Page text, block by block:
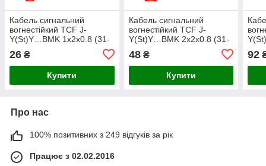
Кабель сигнальний
вогнестійкий TCF J-
Y(St)Y…BMK 1x2x0.8 (31-
26 ₴
Купити
Кабель сигнальний
вогнестійкий TCF J-
Y(St)Y…BMK 2x2x0.8 (31-
48₴
Купити
92
Про нас
100% позитивних з 249 відгуків за рік
Працює з 02.02.2016